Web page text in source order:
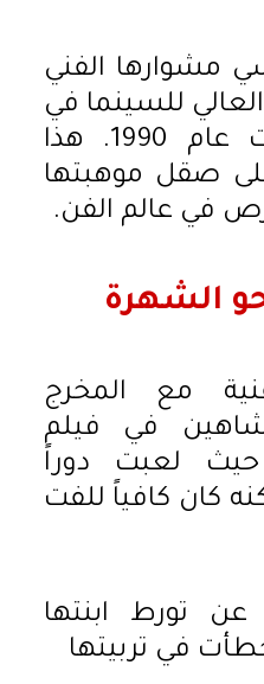
مشوارها الفني
للسينما في
مصر، حيث تخرجت عام 1990. هذا
صقل موهبتها
في عالم الفن.
الشهرة
مع المخرج
في فيلم
حيث لعبت دوراً
كان كافياً للفت